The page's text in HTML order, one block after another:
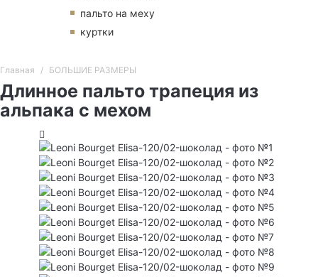
пальто на меху
куртки
Главная БОЛЬШИЕ РАЗМЕРЫ
Длинное пальто трапеция из
альпака с мехом